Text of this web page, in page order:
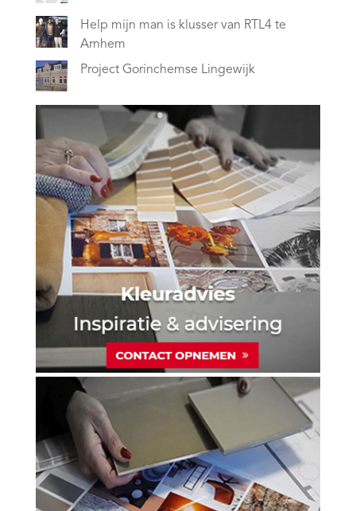
Help mijn man is klusser van RTL4 te
Arnhem
Project Gorinchemse Lingewijk